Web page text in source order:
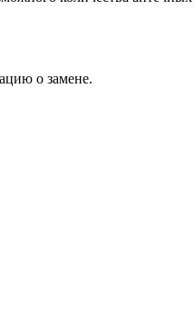
о замене.